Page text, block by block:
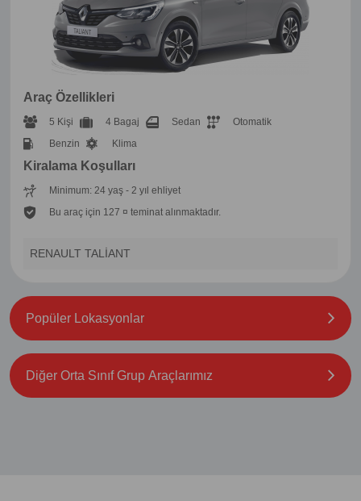
Araç Özellikleri
5 Kişi 4 Bagaj Sedan
Otomatik
Benzin
Klima
Kiralama Koşulları
Minimum: 24 yaş - 2 yıl ehliyet
Bu araç için 127 ¤ teminat alınmaktadır.
RENAULT TALİANT
Popüler Lokasyonlar
Diğer Orta Sınıf Grup Araçlarımız